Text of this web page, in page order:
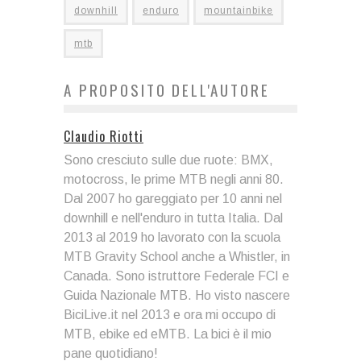
downhill enduro mountainbike
mtb
A PROPOSITO DELL'AUTORE
Claudio Riotti
Sono cresciuto sulle due ruote: BMX,
motocross, le prime MTB negli anni 80.
Dal 2007 ho gareggiato per 10 anni nel
downhill e nell'enduro in tutta Italia. Dal
2013 al 2019 ho lavorato con la scuola
MTB Gravity School anche a Whistler, in
Canada. Sono istruttore Federale FCI e
Guida Nazionale MTB. Ho visto nascere
BiciLive.it nel 2013 e ora mi occupo di
MTB, ebike ed eMTB. La bici è il mio
pane quotidiano!